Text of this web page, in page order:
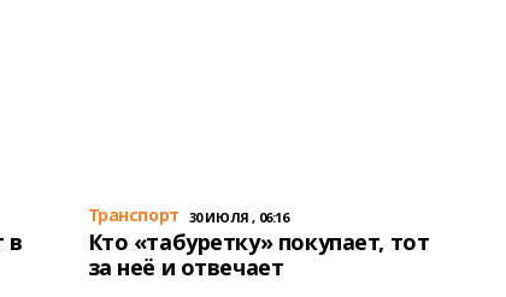
в
Транспорт 30 ИЮЛЯ , 06:16
Кто «табуретку» покупает, тот
за неё и отвечает